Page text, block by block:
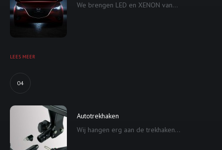
We brengen LED en XENON van...
LEES MEER
04
Autotrekhaken
Wij hangen erg aan de trekhaken...